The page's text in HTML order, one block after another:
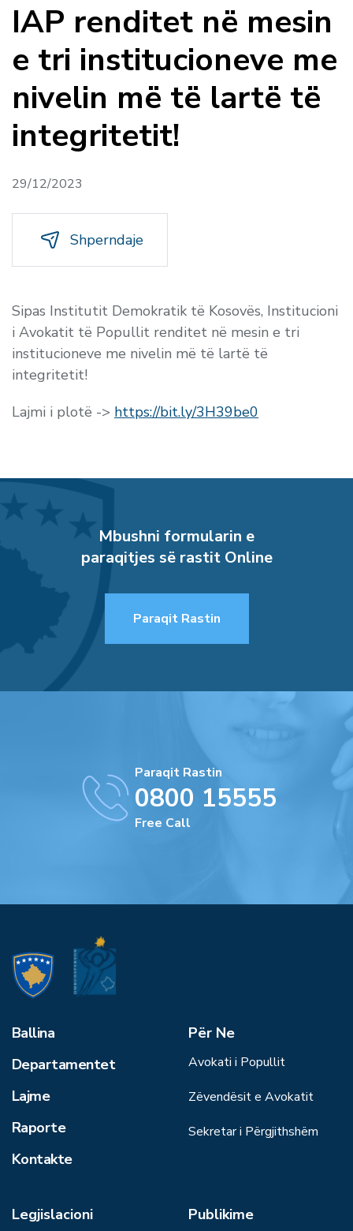
IAP renditet në mesin
e tri institucioneve me
nivelin më të lartë të
integritetit!
29/12/2023
Shperndaje
Sipas Institutit Demokratik të Kosovës, Institucioni
i Avokatit të Popullit renditet në mesin e tri
institucioneve me nivelin më të lartë të
integritetit!
Lajmi i plotë -> https://bit.ly/3H39be0
Mbushni formularin e
paraqitjes së rastit Online
Paraqit Rastin
Paraqit Rastin
0800 15555
Free Call
Ballina
Departamentet
Lajme
Raporte
Kontakte
Për Ne
Avokati i Popullit
Zëvendësit e Avokatit
Sekretar i Përgjithshëm
Legjislacioni Publikime